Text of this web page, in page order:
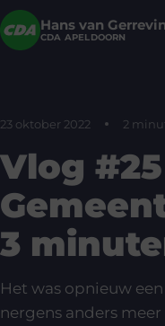
Hans van
CDA APELDOORN
23 oktober 2022 2
Vlog #25
3
Het was opnieuw
nergens anders